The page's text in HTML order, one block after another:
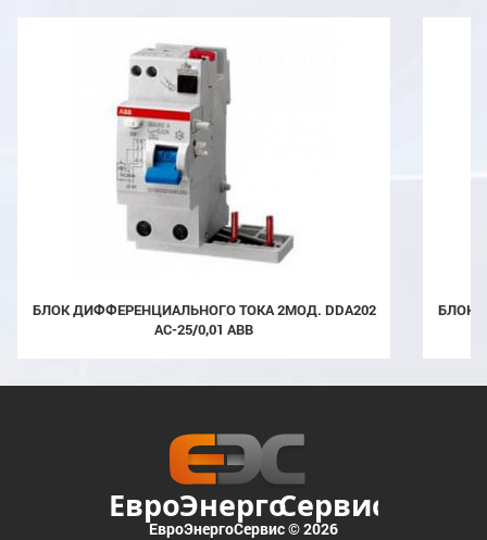
БЛОК ДИФФЕРЕНЦИАЛЬНОГО ТОКА 2МОД. DDA202
AC-25/0,01 ABB
БЛОК ДИФФЕРЕНЦИАЛЬНОГО ТОКА 2МОД. DDA202
ЕвроЭнергоСервис © 2026